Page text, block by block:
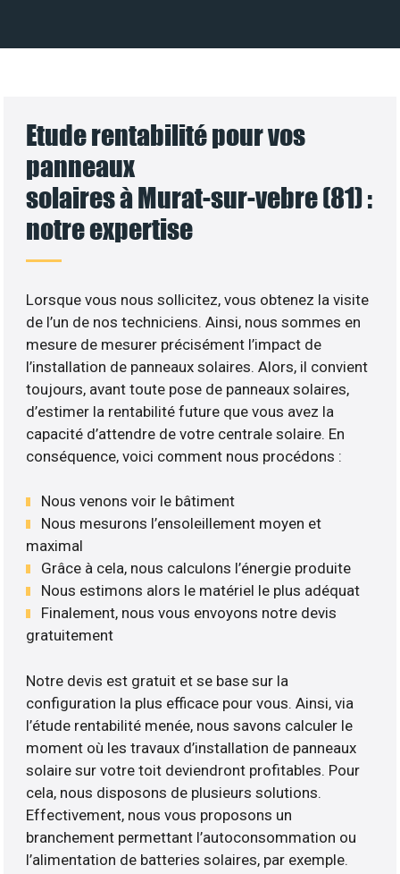
Etude rentabilité pour vos
panneaux
solaires à Murat-sur-vebre (81) :
notre expertise
Lorsque vous nous sollicitez, vous obtenez la visite
de l’un de nos techniciens. Ainsi, nous sommes en
mesure de mesurer précisément l’impact de
l’installation de panneaux solaires. Alors, il convient
toujours, avant toute pose de panneaux solaires,
d’estimer la rentabilité future que vous avez la
capacité d’attendre de votre centrale solaire. En
conséquence, voici comment nous procédons :
Nous venons voir le bâtiment
Nous mesurons l’ensoleillement moyen et
maximal
Grâce à cela, nous calculons l’énergie produite
Nous estimons alors le matériel le plus adéquat
Finalement, nous vous envoyons notre devis
gratuitement
Notre devis est gratuit et se base sur la
configuration la plus efficace pour vous. Ainsi, via
l’étude rentabilité menée, nous savons calculer le
moment où les travaux d’installation de panneaux
solaire sur votre toit deviendront profitables. Pour
cela, nous disposons de plusieurs solutions.
Effectivement, nous vous proposons un
branchement permettant l’autoconsommation ou
l’alimentation de batteries solaires, par exemple.